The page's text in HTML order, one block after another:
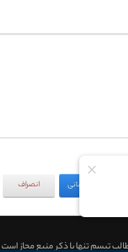
به‌روزرسانی انصراف
تبسم تنها با ذکر منبع مجاز است